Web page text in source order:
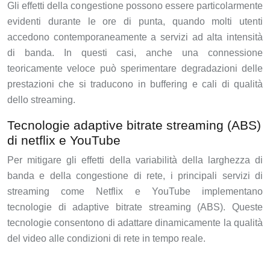
Gli effetti della congestione possono essere particolarmente
evidenti durante le ore di punta, quando molti utenti
accedono contemporaneamente a servizi ad alta intensità
di banda. In questi casi, anche una connessione
teoricamente veloce può sperimentare degradazioni delle
prestazioni che si traducono in buffering e cali di qualità
dello streaming.
Tecnologie adaptive bitrate streaming (ABS)
di netflix e YouTube
Per mitigare gli effetti della variabilità della larghezza di
banda e della congestione di rete, i principali servizi di
streaming come Netflix e YouTube implementano
tecnologie di adaptive bitrate streaming (ABS). Queste
tecnologie consentono di adattare dinamicamente la qualità
del video alle condizioni di rete in tempo reale.